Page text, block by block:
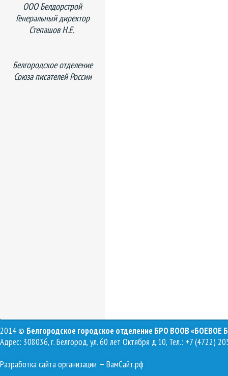
ООО Белдорстрой
Генеральный директор
Степашов Н.Е.
Белгородское отделение
Союза писателей России
2014 © Белгородское городское отделение БРО ВООВ «БОЕВОЕ
Адрес: 308036, г. Белгород, ул. 60 лет Октября д.10, Тел.: +7 (4722)
Разработка сайта организации — ВамСайт.рф